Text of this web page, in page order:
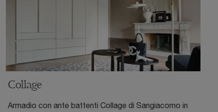
Collage
Armadio con ante battenti Collage di Sangiacomo in